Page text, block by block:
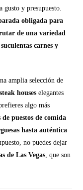
gusto y presupuesto.
obligada para
de una variedad
carnes y
amplia selección de
steak houses elegantes
algo más
de puestos de comida
hasta auténtica
no puedes dejar
de Las Vegas, que son